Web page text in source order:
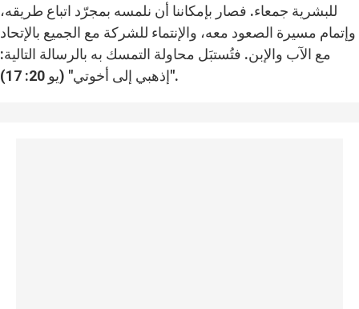
للبشرية جمعاء. فصار بإمكاننا أن نلمسه بمجرّد اتباع طريقه،
وإتمام مسيرة الصعود معه، والإنتماء للشركة مع الجميع بالإتحاد
مع الآب والإبن. فتُستبَل محاولة التمسك به بالرسالة التالية:
"إذهبي إلى أخوتي" (يو 20: 17).